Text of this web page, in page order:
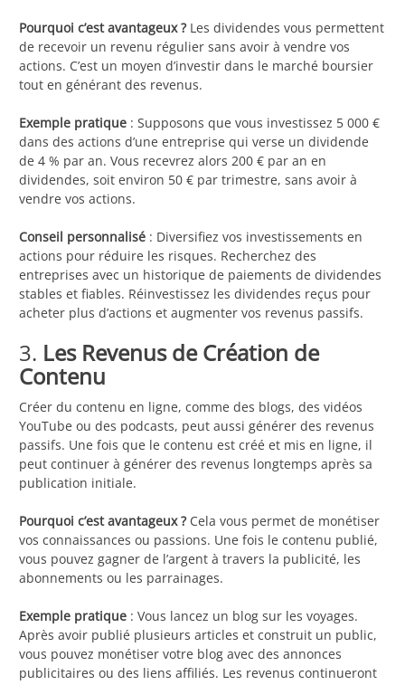
Pourquoi c’est avantageux ?Les dividendes vous permettent
de recevoir un revenu régulier sans avoir à vendre vos
actions. C’est un moyen d’investir dans le marché boursier
tout en générant des revenus.
Exemple pratique : Supposons que vous investissez 5 000 €
dans des actions d’une entreprise qui verse un dividende
de 4 % par an. Vous recevrez alors 200 € par an en
dividendes, soit environ 50 € par trimestre, sans avoir à
vendre vos actions.
Conseil personnalisé : Diversifiez vos investissements en
actions pour réduire les risques. Recherchez des
entreprises avec un historique de paiements de dividendes
stables et fiables. Réinvestissez les dividendes reçus pour
acheter plus d’actions et augmenter vos revenus passifs.
3. Les Revenus de Création de
Contenu
Créer du contenu en ligne, comme des blogs, des vidéos
YouTube ou des podcasts, peut aussi générer des revenus
passifs. Une fois que le contenu est créé et mis en ligne, il
peut continuer à générer des revenus longtemps après sa
publication initiale.
Pourquoi c’est avantageux ?Cela vous permet de monétiser
vos connaissances ou passions. Une fois le contenu publié,
vous pouvez gagner de l’argent à travers la publicité, les
abonnements ou les parrainages.
Exemple pratique : Vous lancez un blog sur les voyages.
Après avoir publié plusieurs articles et construit un public,
vous pouvez monétiser votre blog avec des annonces
publicitaires ou des liens affiliés. Les revenus continueront